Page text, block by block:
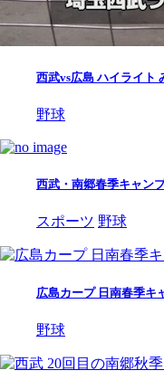
西武vs広島 ハイライト
野球
西武・南郷春季キャン
スポーツ 野球
広島カープ 日南春季キ
野球